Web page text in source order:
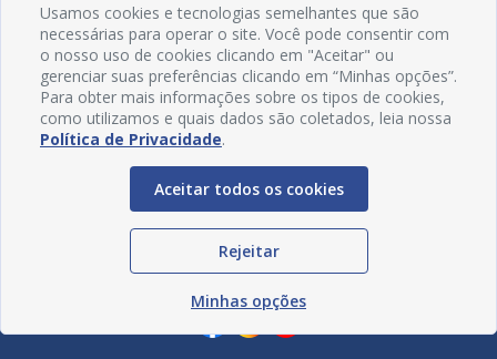
Redes Sociais
Usamos cookies e tecnologias semelhantes que são
necessárias para operar o site. Você pode consentir com
o nosso uso de cookies clicando em "Aceitar" ou
gerenciar suas preferências clicando em “Minhas opções”.
Para obter mais informações sobre os tipos de cookies,
como utilizamos e quais dados são coletados, leia nossa
Política de Privacidade.
Aceitar todos os cookies
Rejeitar
Minhas opções